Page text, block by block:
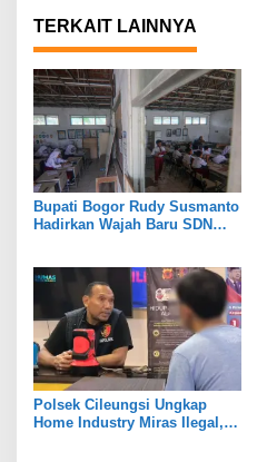
TERKAIT LAINNYA
Bupati Bogor Rudy Susmanto
Hadirkan Wajah Baru SDN
Pembangunan
Polsek Cileungsi Ungkap
Home Industry Miras Ilegal,